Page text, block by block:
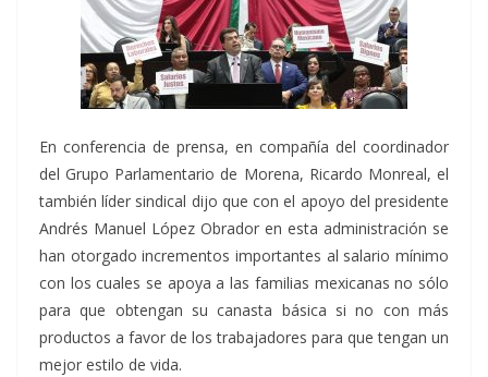
En conferencia de prensa, en compañía del coordinador
del Grupo Parlamentario de Morena, Ricardo Monreal, el
también líder sindical dijo que con el apoyo del presidente
Andrés Manuel López Obrador en esta administración se
han otorgado incrementos importantes al salario mínimo
con los cuales se apoya a las familias mexicanas no sólo
para que obtengan su canasta básica si no con más
productos a favor de los trabajadores para que tengan un
mejor estilo de vida.